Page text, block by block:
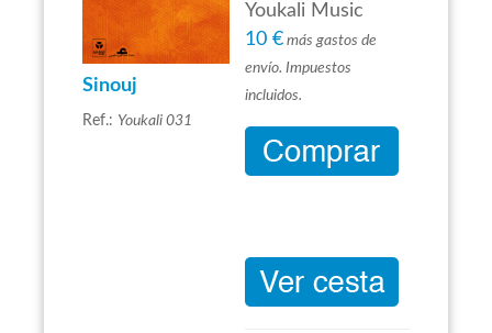
Sinouj
Ref.: Youkali 031
Youkali Music
10 € más gastos de
envío. Impuestos
incluidos.